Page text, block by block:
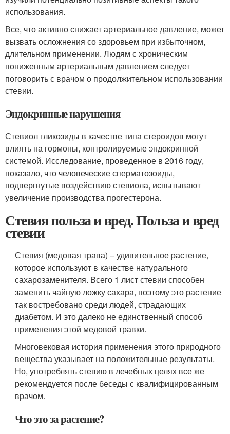
использования.
Все, что активно снижает артериальное давление, может
вызвать осложнения со здоровьем при избыточном,
длительном применении. Людям с хроническим
пониженным артериальным давлением следует
поговорить с врачом о продолжительном использовании
стевии.
Эндокринные нарушения
Стевиол гликозиды в качестве типа стероидов могут
влиять на гормоны, контролируемые эндокринной
системой. Исследование, проведенное в 2016 году,
показало, что человеческие сперматозоиды,
подвергнутые воздействию стевиола, испытывают
увеличение производства прогестерона.
Стевия польза и вред. Польза и вред
стевии
Стевия (медовая трава) – удивительное растение,
которое используют в качестве натурального
сахарозаменителя. Всего 1 лист стевии способен
заменить чайную ложку сахара, поэтому это растение
так востребовано среди людей, страдающих
диабетом. И это далеко не единственный способ
применения этой медовой травки.
Многовековая история применения этого природного
вещества указывает на положительные результаты.
Но, употреблять стевию в лечебных целях все же
рекомендуется после беседы с квалифицированным
врачом.
Что это за растение?